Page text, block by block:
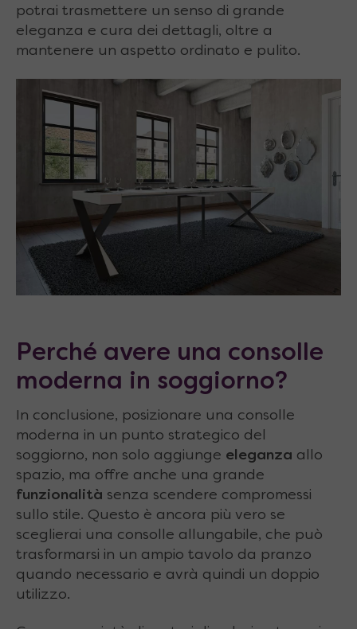
potrai trasmettere un senso di grande
eleganza e cura dei dettagli, oltre a
mantenere un aspetto ordinato e pulito.
Perché avere una consolle
moderna in soggiorno?
In conclusione, posizionare una consolle
moderna in un punto strategico del
soggiorno, non solo aggiunge eleganza allo
spazio, ma offre anche una grande
funzionalità senza scendere compromessi
sullo stile. Questo è ancora più vero se
sceglierai una consolle allungabile, che può
trasformarsi in un ampio tavolo da pranzo
quando necessario e avrà quindi un doppio
utilizzo.